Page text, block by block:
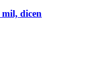
mil, dicen